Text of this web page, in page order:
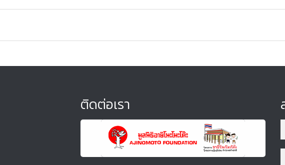
ติดต่อเรา